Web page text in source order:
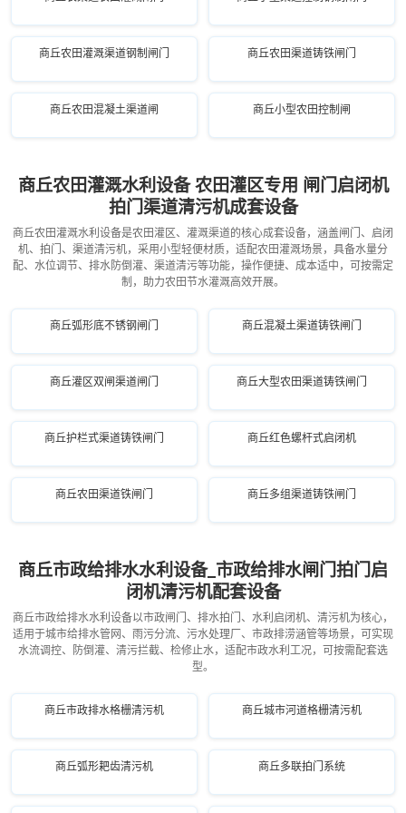
商丘农田灌溉渠道钢制闸门 商丘农田渠道铸铁闸门
商丘农田混凝土渠道闸 商丘小型农田控制闸
商丘农田灌溉水利设备 农田灌区专用 闸门启闭机
拍门渠道清污机成套设备
商丘农田灌溉水利设备是农田灌区、灌溉渠道的核心成套设备，涵盖闸门、启闭
机、拍门、渠道清污机，采用小型轻便材质，适配农田灌溉场景，具备水量分
配、水位调节、排水防倒灌、渠道清污等功能，操作便捷、成本适中，可按需定
制，助力农田节水灌溉高效开展。
商丘弧形底不锈钢闸门 商丘混凝土渠道铸铁闸门
商丘灌区双闸渠道闸门 商丘大型农田渠道铸铁闸门
商丘护栏式渠道铸铁闸门 商丘红色螺杆式启闭机
商丘农田渠道铁闸门 商丘多组渠道铸铁闸门
商丘市政给排水水利设备_市政给排水闸门拍门启
闭机清污机配套设备
商丘市政给排水水利设备以市政闸门、排水拍门、水利启闭机、清污机为核心，
适用于城市给排水管网、雨污分流、污水处理厂、市政排涝涵管等场景，可实现
水流调控、防倒灌、清污拦截、检修止水，适配市政水利工况，可按需配套选
型。
商丘市政排水格栅清污机 商丘城市河道格栅清污机
商丘弧形耙齿清污机 商丘多联拍门系统